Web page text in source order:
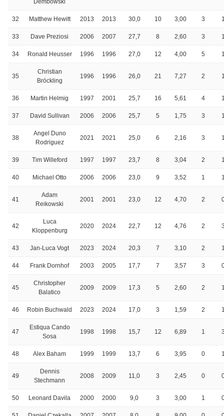
32 Matthew Hewitt 2013 2013 30,0 10 3,00 3
33 Dave Preziosi 2006 2007 27,7 8 2,60 3
34 Ronald Heusser 1996 1996 27,0 12 4,00 5
35
Christian
Bröckling
1996 1996 26,0 21 7,27 2
36 Martin Helmig 1997 2001 25,7 16 5,61 4
37 David Sullivan 2006 2006 25,7 5 1,75 3
38
Angel Duno
Rodriguez
2021 2021 25,0 6 2,16 3
39 Tim Willeford 1997 1997 23,7 8 3,04 2
40 Michael Otto 2006 2006 23,0 9 3,52 1
41
Adam
Reikowski
2001 2001 23,0 12 4,70 2
42
Luca
Kloppenburg
2020 2024 22,7 12 4,76 2
43 Jan-Luca Vogt 2023 2024 20,3 7 3,10 2
44 Frank Dornhof 2003 2005 17,7 7 3,57 3
45
Christopher
Balatico
2009 2009 17,3 5 2,60 2
46 Robin Buchwald 2023 2024 17,0 3 1,59 2
47
Estiqua Cando
Sosa
1998 1998 15,7 12 6,89 1
48 Alex Baham 1999 1999 13,7 6 3,95 0
49
Dennis
Stechmann
2008 2009 11,0 3 2,45 0
50 Leonard Davila 2000 2000 9,0 3 3,00 1